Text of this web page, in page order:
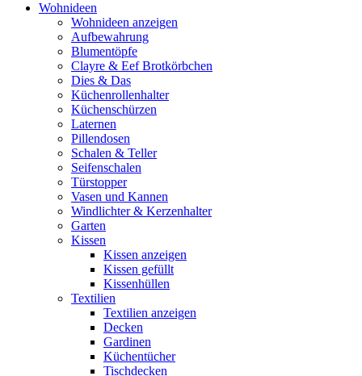
Wohnideen
Wohnideen anzeigen
Aufbewahrung
Blumentöpfe
Clayre & Eef Brotkörbchen
Dies & Das
Küchenrollenhalter
Küchenschürzen
Laternen
Pillendosen
Schalen & Teller
Seifenschalen
Türstopper
Vasen und Kannen
Windlichter & Kerzenhalter
Garten
Kissen
Kissen anzeigen
Kissen gefüllt
Kissenhüllen
Textilien
Textilien anzeigen
Decken
Gardinen
Küchentücher
Tischdecken